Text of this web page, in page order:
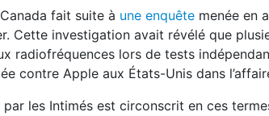
fait suite à une enquête menée en
Cette investigation avait révélé que
radiofréquences lors de tests
contre Apple aux États-Unis dans
les Intimés est circonscrit en ces